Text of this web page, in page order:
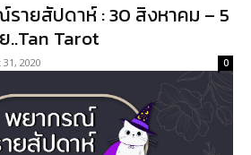
ายสัปดาห์ : 30 สิงหาคม – 5
..Tan Tarot
2020 0